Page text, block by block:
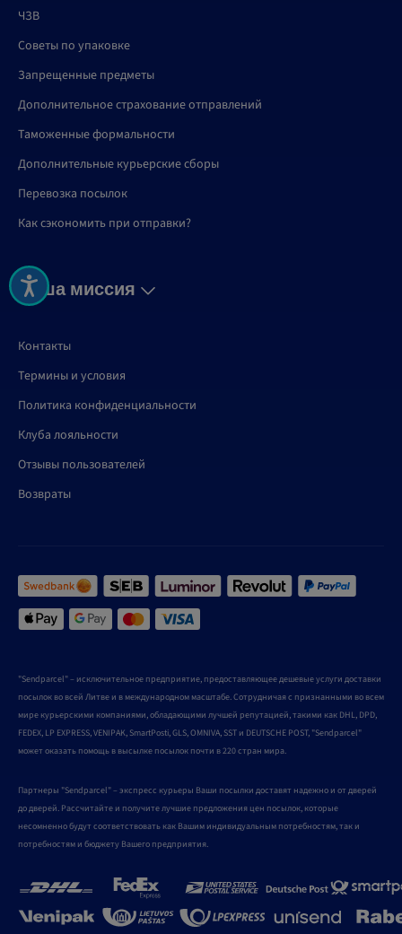
ЧЗВ
Советы по упаковке
Запрещенные предметы
Дополнительное страхование отправлений
Таможенные формальности
Дополнительные курьерские сборы
Перевозка посылок
Как сэкономить при отправки?
Наша миссия
Контакты
Термины и условия
Политика конфиденциальности
Клуба лояльности
Отзывы пользователей
Возвраты
"Sendparcel" – исключительное предприятие, предоставляющее дешевые услуги доставки
посылок во всей Литве и в международном масштабе. Сотрудничая с признанными во всем
мире курьерскими компаниями, обладающими лучшей репутацией, такими как DHL, DPD,
FEDEX, LP EXPRESS, VENIPAK, SmartPosti, GLS, OMNIVA, SST и DEUTSCHE POST, "Sendparcel"
может оказать помощь в высылке посылок почти в 220 стран мира.
Партнеры "Sendparcel" – экспресс курьеры Ваши посылки доставят надежно и от дверей
до дверей. Рассчитайте и получите лучшие предложения цен посылок, которые
несомненно будут соответствовать как Вашим индивидуальным потребностям, так и
потребностям и бюджету Вашего предприятия.